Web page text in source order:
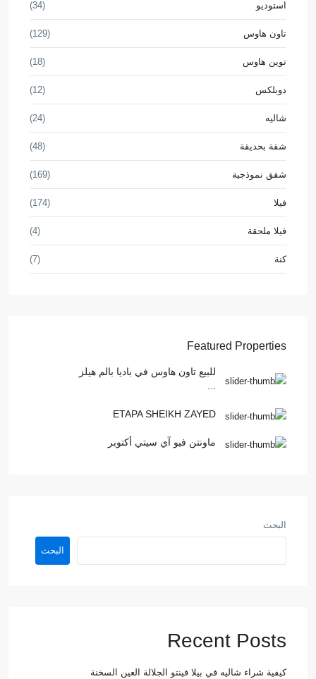
استوديو (34)
تاون هاوس (129)
توين هاوس (18)
دوبلكس (12)
شاليه (24)
شقة بحديقة (48)
شقق نموذجية (169)
فيلا (174)
فيلا ملحقة (4)
كنة (7)
Featured Properties
للبيع تاون هاوس في باديا بالم هيلز
ETAPA SHEIKH ZAYED
ماونتن فيو آي سيتي أكتوبر
البحث
البحث
Recent Posts
كيفية شراء شاليه في بيلا فينتو الجلالة العين السخنة